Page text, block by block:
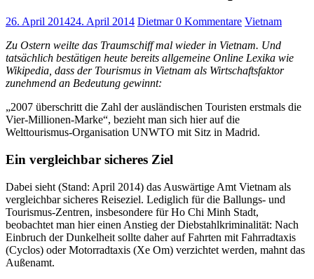
26. April 201424. April 2014 Dietmar0 Kommentare Vietnam
Zu Ostern weilte das Traumschiff mal wieder in Vietnam. Und
tatsächlich bestätigen heute bereits allgemeine Online Lexika wie
Wikipedia, dass der Tourismus in Vietnam als Wirtschaftsfaktor
zunehmend an Bedeutung gewinnt:
„2007 überschritt die Zahl der ausländischen Touristen erstmals die
Vier-Millionen-Marke“, bezieht man sich hier auf die
Welttourismus-Organisation UNWTO mit Sitz in Madrid.
Ein vergleichbar sicheres Ziel
Dabei sieht (Stand: April 2014) das Auswärtige Amt Vietnam als
vergleichbar sicheres Reiseziel. Lediglich für die Ballungs- und
Tourismus-Zentren, insbesondere für Ho Chi Minh Stadt,
beobachtet man hier einen Anstieg der Diebstahlkriminalität: Nach
Einbruch der Dunkelheit sollte daher auf Fahrten mit Fahrradtaxis
(Cyclos) oder Motorradtaxis (Xe Om) verzichtet werden, mahnt das
Außenamt.